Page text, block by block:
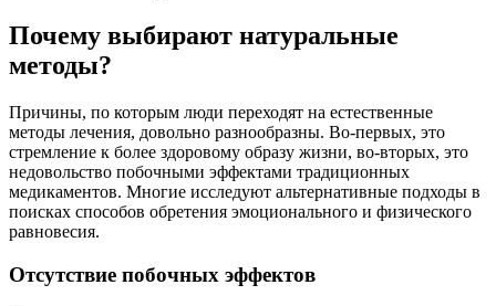
Почему выбирают натуральные
методы?
Причины, по которым люди переходят на естественные
методы лечения, довольно разнообразны. Во-первых, это
стремление к более здоровому образу жизни, во-вторых, это
недовольство побочными эффектами традиционных
медикаментов. Многие исследуют альтернативные подходы в
поисках способов обретения эмоционального и физического
равновесия.
Отсутствие побочных эффектов